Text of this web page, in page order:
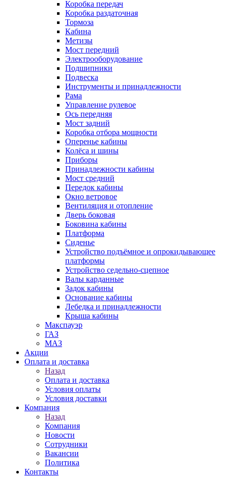
Коробка передач
Коробка раздаточная
Тормоза
Кабина
Метизы
Мост передний
Электрооборудование
Подшипники
Подвеска
Инструменты и принадлежности
Рама
Управление рулевое
Ось передняя
Мост задний
Коробка отбора мощности
Оперенье кабины
Колёса и шины
Приборы
Принадлежности кабины
Мост средний
Передок кабины
Окно ветровое
Вентиляция и отопление
Дверь боковая
Боковина кабины
Платформа
Сиденье
Устройство подъёмное и опрокидывающее
платформы
Устройство седельно-сцепное
Валы карданные
Задок кабины
Основание кабины
Лебедка и принадлежности
Крыша кабины
Макспауэр
ГАЗ
МАЗ
Акции
Оплата и доставка
Назад
Оплата и доставка
Условия оплаты
Условия доставки
Компания
Назад
Компания
Новости
Сотрудники
Вакансии
Политика
Контакты